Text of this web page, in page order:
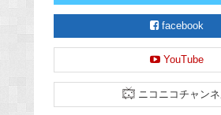
facebook
YouTube
ニコニコチャン